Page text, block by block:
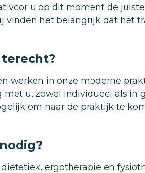
voor u op dit moment de
vinden het belangrijk dat het
werken in onze moderne
met u, zowel individueel als in
om naar de praktijk te
ergotherapie en